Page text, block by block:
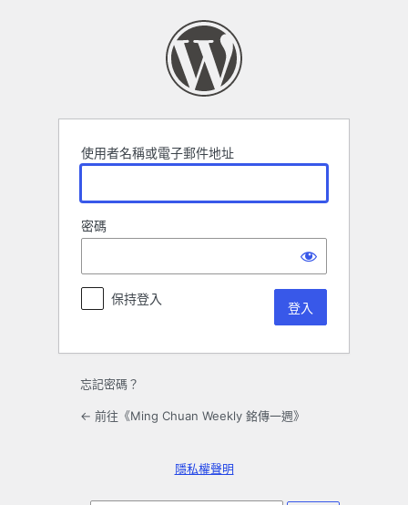
使用者名稱或電子郵件地址
密碼
保持登入
忘記密碼？
← 前往《Ming Chuan Weekly 銘傳一週》
隱私權聲明